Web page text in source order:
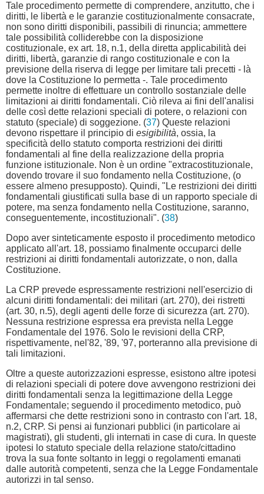
Tale procedimento permette di comprendere, anzitutto, che i
diritti, le libertà e le garanzie costituzionalmente consacrate,
non sono diritti disponibili, passibili di rinuncia; ammettere
tale possibilità colliderebbe con la disposizione
costituzionale, ex art. 18, n.1, della diretta applicabilità dei
diritti, libertà, garanzie di rango costituzionale e con la
previsione della riserva di legge per limitare tali precetti - là
dove la Costituzione lo permetta -. Tale procedimento
permette inoltre di effettuare un controllo sostanziale delle
limitazioni ai diritti fondamentali. Ciò rileva ai fini dell'analisi
delle così dette relazioni speciali di potere, o relazioni con
statuto (speciale) di soggezione. (37) Queste relazioni
devono rispettare il principio di esigibilità, ossia, la
specificità dello statuto comporta restrizioni dei diritti
fondamentali al fine della realizzazione della propria
funzione istituzionale. Non è un ordine "extracostituzionale,
dovendo trovare il suo fondamento nella Costituzione, (o
essere almeno presupposto). Quindi, "Le restrizioni dei diritti
fondamentali giustificati sulla base di un rapporto speciale di
potere, ma senza fondamento nella Costituzione, saranno,
conseguentemente, incostituzionali". (38)
Dopo aver sinteticamente esposto il procedimento metodico
applicato all'art. 18, possiamo finalmente occuparci delle
restrizioni ai diritti fondamentali autorizzate, o non, dalla
Costituzione.
La CRP prevede espressamente restrizioni nell'esercizio di
alcuni diritti fondamentali: dei militari (art. 270), dei ristretti
(art. 30, n.5), degli agenti delle forze di sicurezza (art. 270).
Nessuna restrizione espressa era prevista nella Legge
Fondamentale del 1976. Solo le revisioni della CRP,
rispettivamente, nel'82, '89, '97, porteranno alla previsione di
tali limitazioni.
Oltre a queste autorizzazioni espresse, esistono altre ipotesi
di relazioni speciali di potere dove avvengono restrizioni dei
diritti fondamentali senza la legittimazione della Legge
Fondamentale; seguendo il procedimento metodico, può
affermarsi che dette restrizioni sono in contrasto con l'art. 18,
n.2, CRP. Si pensi ai funzionari pubblici (in particolare ai
magistrati), gli studenti, gli internati in case di cura. In queste
ipotesi lo statuto speciale della relazione stato/cittadino
trova la sua fonte soltanto in leggi o regolamenti emanati
dalle autorità competenti, senza che la Legge Fondamentale
autorizzi in tal senso.